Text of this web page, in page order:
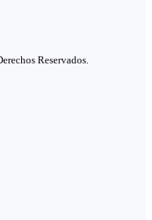
Reservados.